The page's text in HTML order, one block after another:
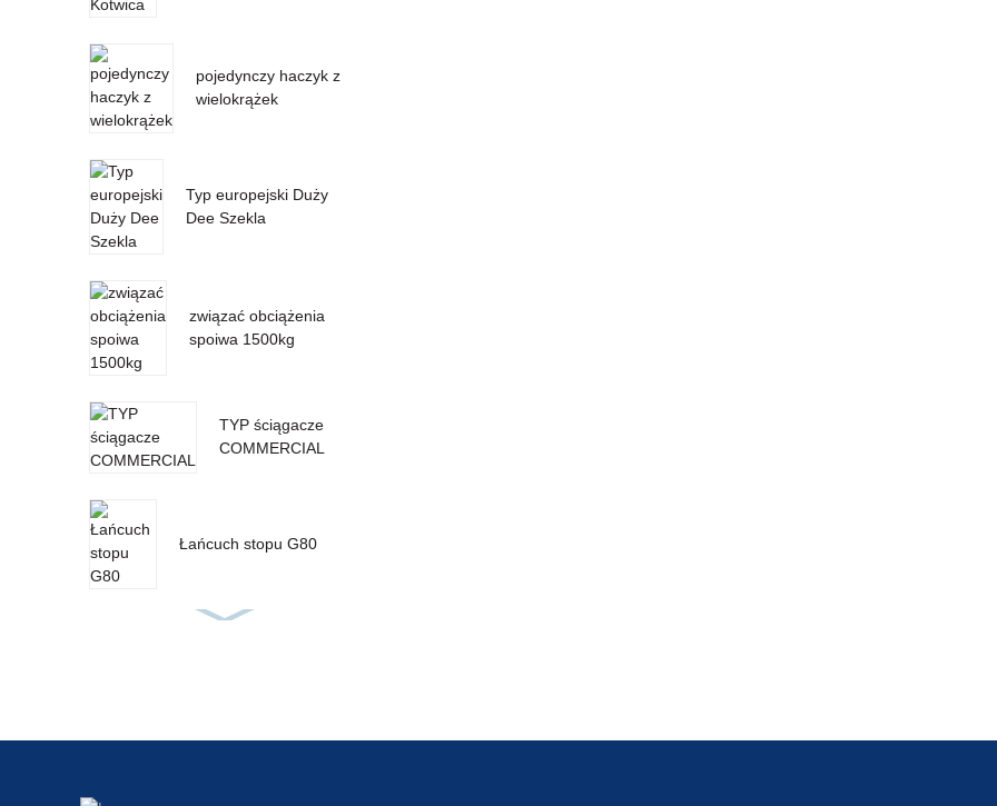
pojedynczy haczyk z
wielokrążek
Typ europejski Duży
Dee Szekla
związać obciążenia
spoiwa 1500kg
TYP ściągacze
COMMERCIAL
Łańcuch stopu G80